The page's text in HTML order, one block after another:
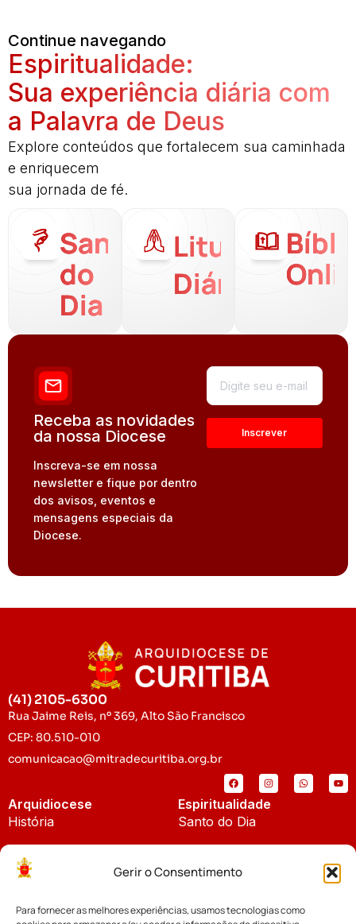
Gerir o Consentimento
Para fornecer as melhores experiências, usamos tecnologias como
Continue navegando
Espiritualidade:
Sua experiência diária com
a Palavra de Deus
Explore conteúdos que fortalecem sua caminhada
e enriquecem
sua jornada de fé.
Santo
do
Dia
Liturgia
Diária
Receba as novidades
da nossa Diocese
Inscreva-se em nossa
newsletter e fique por dentro
dos avisos, eventos e
mensagens especiais da
Diocese.
(41) 2105-6300
Rua Jaime Reis, nº 369, Alto São Francisco
CEP: 80.510-010
comunicacao@mitradecuritiba.org.br
Arquidiocese
História
Padroeira
Espiritualidade
Santo do Dia
Notícias
Cúria Diocesana